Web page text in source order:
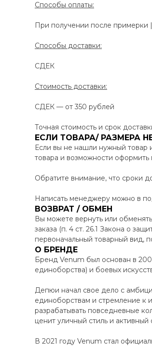
Способы оплаты:
При получении после примерки
Способы доставки:
СДЕК
Стоимость доставки:
СДЕК — от 350 рублей
Точная стоимость и срок
ЕСЛИ ТОВАРА/ РАЗМЕРА
Если вы не нашли нужный
товара и возможности
Обратите внимание, что сроки
Написать менеджеру можно в
ВОЗВРАТ / ОБМЕН
Вы можете вернуть или
заказа (п. 4 ст. 26.1 Закона о
первоначальный товарный вид,
О БРЕНДЕ
Бренд Venum был основан в
единоборства) и боевых
Депюи начал свое дело с
единоборствам и стремление к
разрабатывать повседневные
ценит уличный стиль и активный
В 2021 году Venum стал